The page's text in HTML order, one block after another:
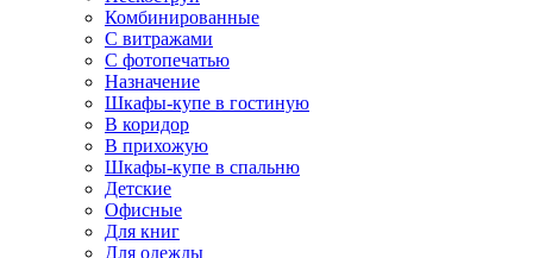
Комбинированные
С витражами
С фотопечатью
Назначение
Шкафы-купе в гостиную
В коридор
В прихожую
Шкафы-купе в спальню
Детские
Офисные
Для книг
Для одежды